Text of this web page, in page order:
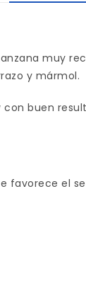
muy
y mármol.
buen
favorece el